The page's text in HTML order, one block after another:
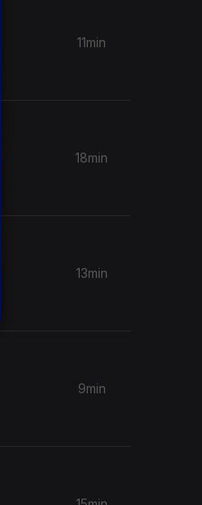
11min
18min
13min
9min